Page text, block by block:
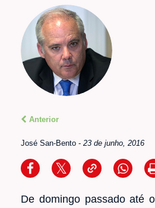
Anterior
José San-Bento - 23 de junho, 2016
De domingo passado até